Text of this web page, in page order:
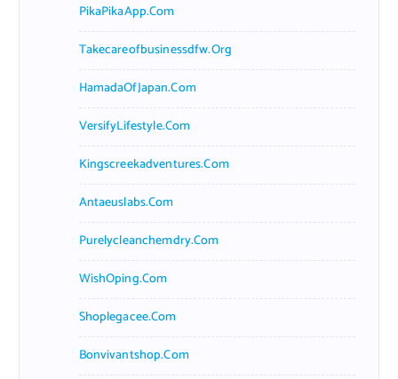
PikaPikaApp.com
Takecareofbusinessdfw.org
HamadaOfJapan.com
VersifyLifestyle.com
Kingscreekadventures.com
Antaeuslabs.com
Purelycleanchemdry.com
WishOping.com
Shoplegacee.com
Bonvivantshop.com